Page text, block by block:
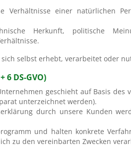
einer natürlichen
Herkunft, politische
selbst erhebt, verarbeitet oder
DS-GVO)
geschieht auf Basis
unterzeichnet werden).
durch unsere Kunden
und halten konkrete
zu den vereinbarten Zwecken